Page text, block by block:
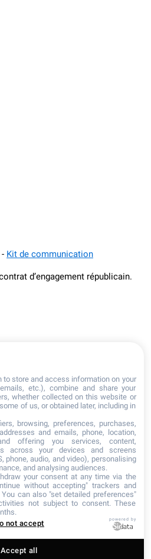
- Kit de communication
d’engagement républicain.
to store and access information on your
etc.), combine and share your
whether collected on this website or
of us, or obtained later, including in
browsing, preferences, purchases,
and emails, phone, location,
offering you services, content,
across your devices and screens
phone, audio, and video), personalising
and analysing audiences.
your consent at any time via the
without accepting" trackers and
can also "set detailed preferences"
not subject to consent. These
not accept
powered by
Accept all